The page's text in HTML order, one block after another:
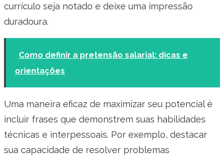
currículo seja notado e deixe uma impressão
duradoura.
Como definir a pretensão salarial: dicas e
orientações
Uma maneira eficaz de maximizar seu potencial é
incluir frases que demonstrem suas habilidades
técnicas e interpessoais. Por exemplo, destacar
sua capacidade de resolver problemas